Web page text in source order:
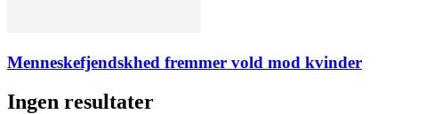
Menneskefjendskhed fremmer vold mod kvinder
Ingen resultater